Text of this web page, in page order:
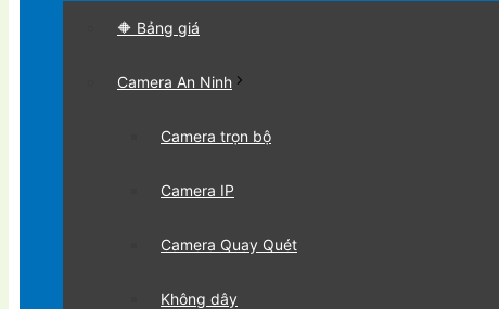
🔶 Bảng giá
Camera An Ninh
Camera trọn bộ
Camera IP
Camera Quay Quét
Không dây